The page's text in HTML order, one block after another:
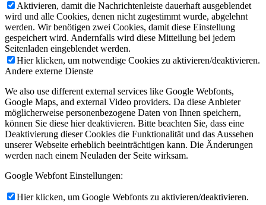
Aktivieren, damit die Nachrichtenleiste dauerhaft ausgeblendet
wird und alle Cookies, denen nicht zugestimmt wurde, abgelehnt
werden. Wir benötigen zwei Cookies, damit diese Einstellung
gespeichert wird. Andernfalls wird diese Mitteilung bei jedem
Seitenladen eingeblendet werden.
Hier klicken, um notwendige Cookies zu aktivieren/deaktivieren.
Andere externe Dienste
We also use different external services like Google Webfonts,
Google Maps, and external Video providers. Da diese Anbieter
möglicherweise personenbezogene Daten von Ihnen speichern,
können Sie diese hier deaktivieren. Bitte beachten Sie, dass eine
Deaktivierung dieser Cookies die Funktionalität und das Aussehen
unserer Webseite erheblich beeinträchtigen kann. Die Änderungen
werden nach einem Neuladen der Seite wirksam.
Google Webfont Einstellungen:
Hier klicken, um Google Webfonts zu aktivieren/deaktivieren.